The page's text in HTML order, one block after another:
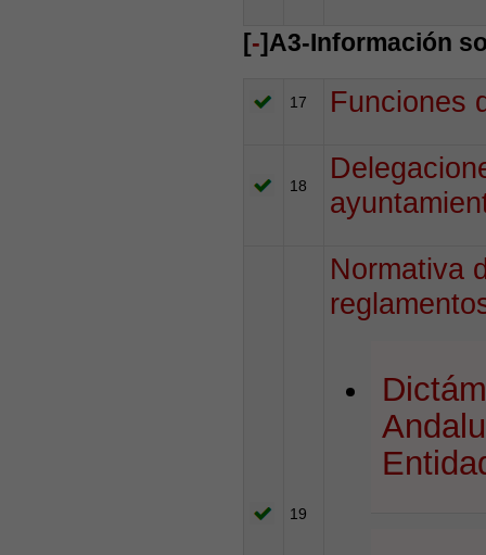
[-]A3-Información
17 Funciones
18
19
Normativa